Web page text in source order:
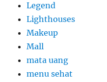
Legend
Lighthouses
Makeup
Mall
mata uang
menu sehat